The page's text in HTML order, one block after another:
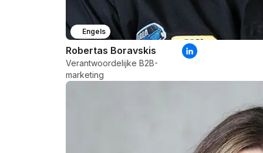
Engels
Robertas Boravskis
Verantwoordelijke B2B-
marketing